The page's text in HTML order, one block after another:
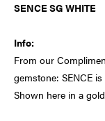
SENCE SG WHITE
Info:
From our
gemstone: SENCE
Shown here in a